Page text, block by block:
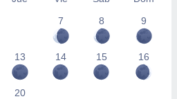
7
8 9
13 14 15 16
20